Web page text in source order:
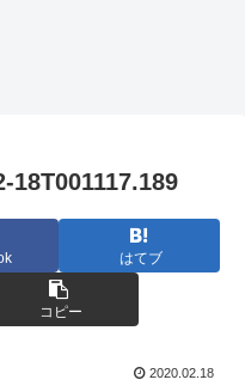
18T001117.189
はてブ
コピー
2020.02.18